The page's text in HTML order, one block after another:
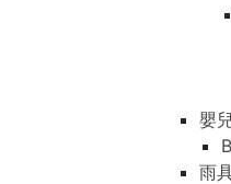
嬰
雨